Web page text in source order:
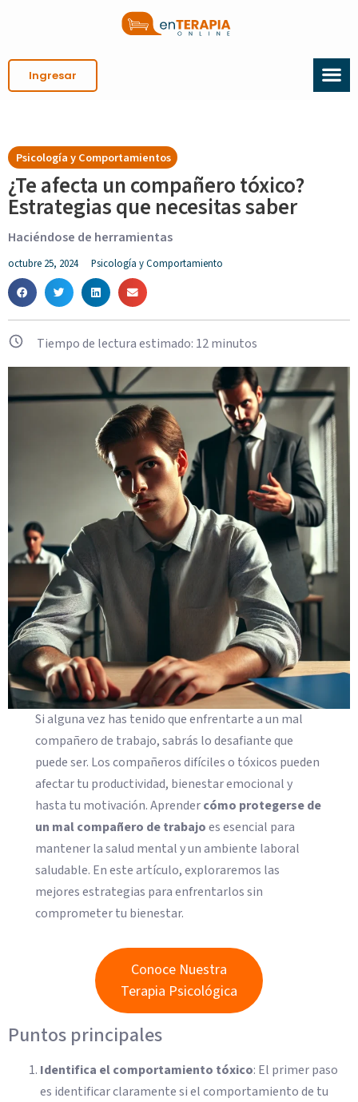
Ingresar
Psicología y Comportamientos
¿Te afecta un compañero tóxico?
Estrategias que necesitas saber
Haciéndose de herramientas
octubre 25, 2024 Psicología y Comportamiento
Tiempo de lectura estimado: 12minutos
Si alguna vez has tenido que enfrentarte a un mal
compañero de trabajo, sabrás lo desafiante que
puede ser. Los compañeros difíciles o tóxicos pueden
afectar tu productividad, bienestar emocional y
hasta tu motivación. Aprendercómo protegerse de
un mal compañero de trabajoes esencial para
mantener la salud mental y un ambiente laboral
saludable. En este artículo, exploraremos las
mejores estrategias para enfrentarlos sin
comprometer tu bienestar.
Conoce Nuestra
Terapia Psicológica
Puntos principales
Identifica el comportamiento tóxico: El primer paso
es identificar claramente si el comportamiento de tu